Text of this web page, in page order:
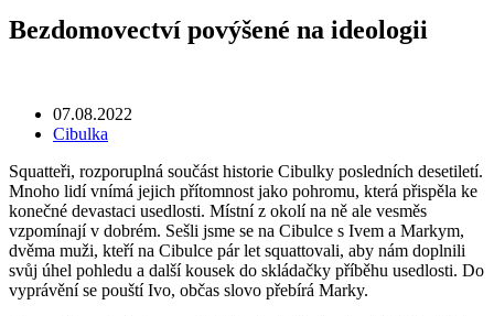
Bezdomovectví povýšené na ideologii
07.08.2022
Cibulka
Squatteři, rozporuplná součást historie Cibulky posledních desetiletí.
Mnoho lidí vnímá jejich přítomnost jako pohromu, která přispěla ke
konečné devastaci usedlosti. Místní z okolí na ně ale vesměs
vzpomínají v dobrém. Sešli jsme se na Cibulce s Ivem a Markym,
dvěma muži, kteří na Cibulce pár let squattovali, aby nám doplnili
svůj úhel pohledu a další kousek do skládačky příběhu usedlosti. Do
vyprávění se pouští Ivo, občas slovo přebírá Marky.